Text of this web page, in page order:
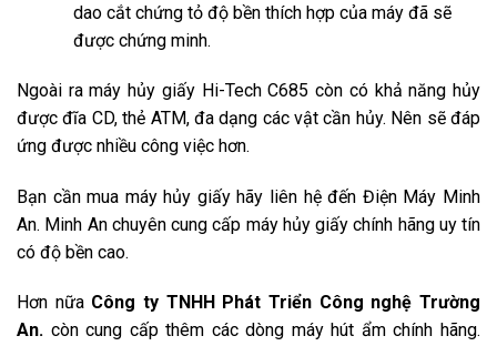
dao cắt chứng tỏ độ bền thích hợp của máy đã sẽ
được chứng minh.
Ngoài ra máy hủy giấy Hi-Tech C685 còn có khả năng hủy
được đĩa CD, thẻ ATM, đa dạng các vật cần hủy. Nên sẽ đáp
ứng được nhiều công việc hơn.
Bạn cần mua máy hủy giấy hãy liên hệ đến Điện Máy Minh
An. Minh An chuyên cung cấp máy hủy giấy chính hãng uy tín
có độ bền cao.
Hơn nữa Công ty TNHH Phát Triển Công nghệ Trường
An. còn cung cấp thêm các dòng máy hút ẩm chính hãng.